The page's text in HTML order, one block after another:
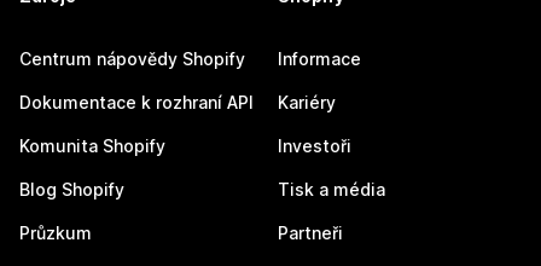
Centrum nápovědy Shopify
Dokumentace k rozhraní API
Komunita Shopify
Blog Shopify
Průzkum
Informace
Kariéry
Investoři
Tisk a média
Partneři